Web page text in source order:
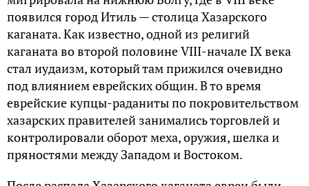
появился город Итиль — столица Хазарского
каганата. Как известно, одной из религий
каганата во второй половине VIII-начале IX века
стал иудаизм, который там прижился очевидно
под влиянием еврейских общин. В то время
еврейские купцы-раданиты по покровительством
хазарских правителей занимались торговлей и
контролировали оборот меха, оружия, шелка и
пряностями между Западом и Востоком.